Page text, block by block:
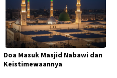
Doa Masuk Masjid Nabawi dan
Keistimewaannya